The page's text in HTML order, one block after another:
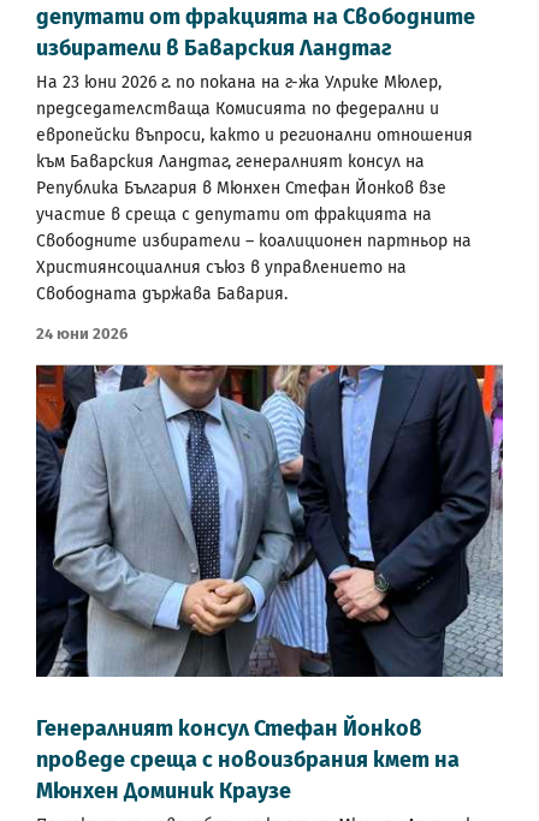
депутати от фракцията на Свободните
избиратели в Баварския Ландтаг
На 23 юни 2026 г. по покана на г-жа Улрике Мюлер,
председателстваща Комисията по федерални и
европейски въпроси, както и регионални отношения
към Баварския Ландтаг, генералният консул на
Република България в Мюнхен Стефан Йонков взе
участие в среща с депутати от фракцията на
Свободните избиратели – коалиционен партньор на
Християнсоциалния съюз в управлението на
Свободната държава Бавария.
24 Юни 2026
Генералният консул Стефан Йонков
проведе среща с новоизбрания кмет на
Мюнхен Доминик Краузе